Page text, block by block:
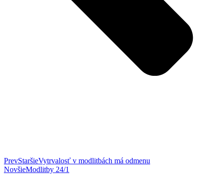
PrevStaršieVytrvalosť v modlitbách má odmenu
NovšieModlitby 24/1